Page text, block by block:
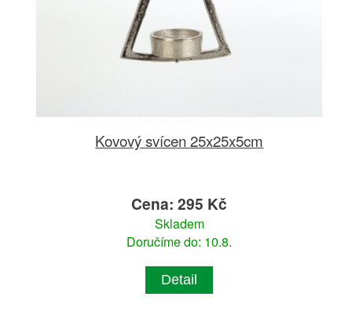
Kovový svícen 25x25x5cm
Cena: 295 Kč
Skladem
Doručíme do: 10.8.
Detail